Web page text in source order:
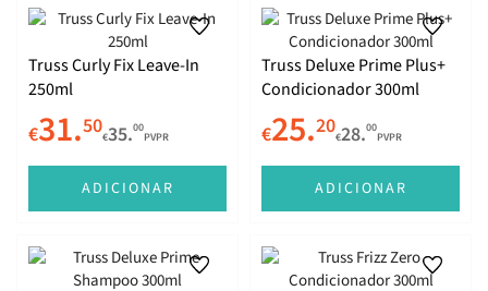
Truss Curly Fix Leave-In
250ml
€31.50€35.00
PVPR
ADICIONAR
Truss Deluxe Prime Plus+
Condicionador 300ml
€25.20€28.00
PVPR
ADICIONAR